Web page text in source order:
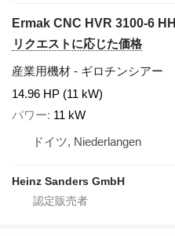
Ermak CNC HVR 3100-6 HH
リクエストに応じた価格
産業用機材 - ギロチンシアー
14.96 HP (11 kW)
パワー 11 kW
ドイツ, Niederlangen
Heinz Sanders GmbH